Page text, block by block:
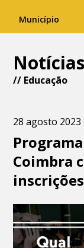
Município
Notícias
// Educação
28 agosto 2023
Coimbra
inscrições